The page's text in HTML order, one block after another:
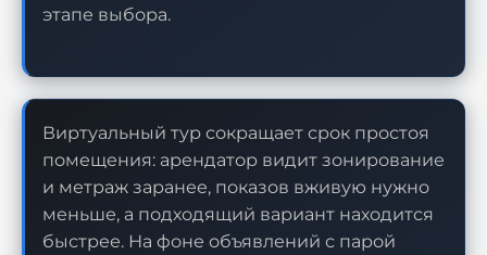
этапе выбора.
Виртуальный тур сокращает срок простоя
помещения: арендатор видит зонирование
и метраж заранее, показов вживую нужно
меньше, а подходящий вариант находится
быстрее. На фоне объявлений с парой